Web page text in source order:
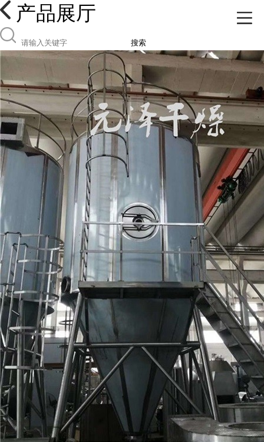
产品展厅
搜索